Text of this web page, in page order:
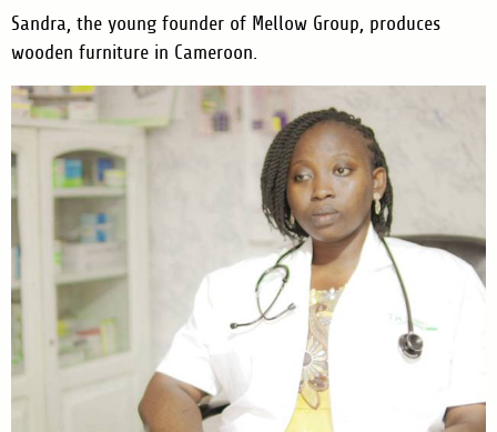
Sandra, the young founder of Mellow Group, produces
wooden furniture in Cameroon.